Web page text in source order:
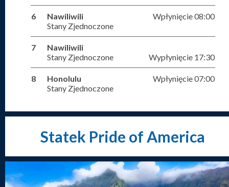
6
Nawiliwili
Stany Zjednoczone
Wpłynięcie 08:00
7
Nawiliwili
Stany Zjednoczone
Wypłynięcie 17:30
8
Honolulu
Stany Zjednoczone
Wpłynięcie 07:00
Statek Pride of America